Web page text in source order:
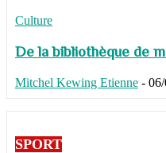
Culture
De la bibliothèque de
Mitchel Kewing Etienne -
SPORT